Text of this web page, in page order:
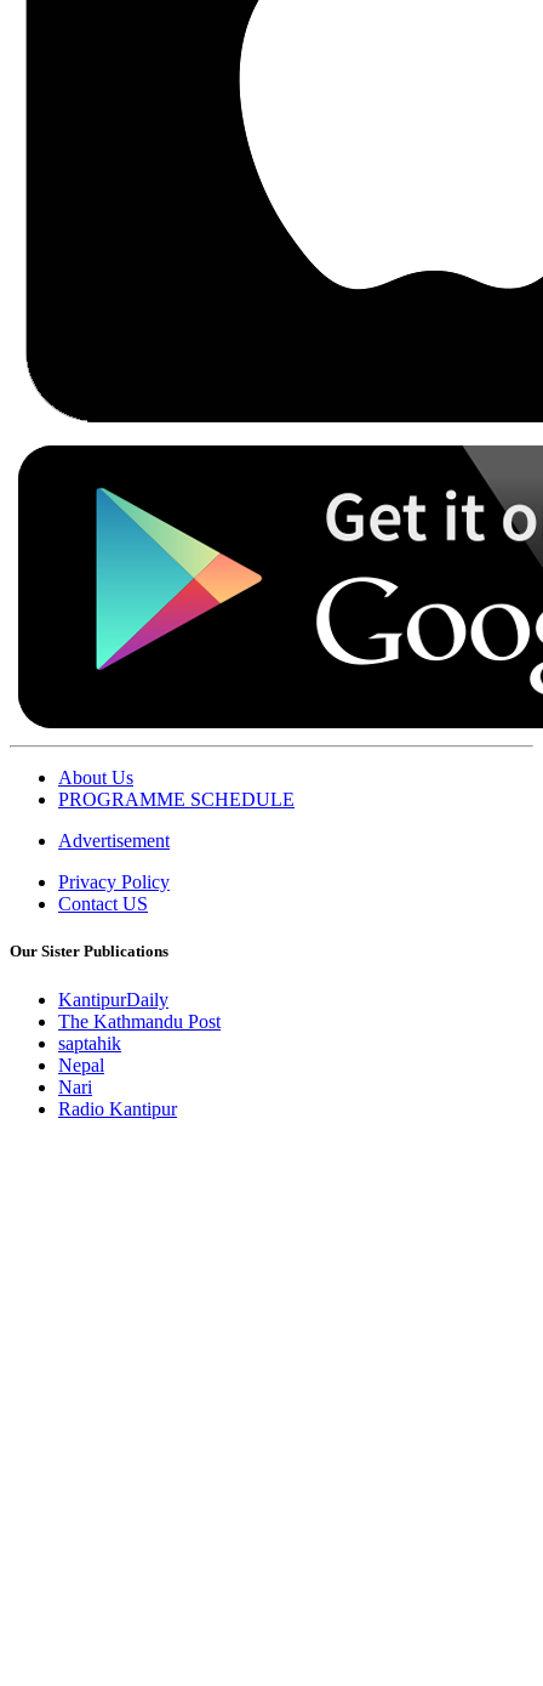
About Us
PROGRAMME SCHEDULE
Advertisement
Privacy Policy
Contact US
Our Sister Publications
KantipurDaily
The Kathmandu Post
saptahik
Nepal
Nari
Radio Kantipur